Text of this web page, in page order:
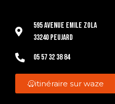
595 Avenue Emile Zola
33240 Peujard
05 57 32 38 84
itinéraire sur waze